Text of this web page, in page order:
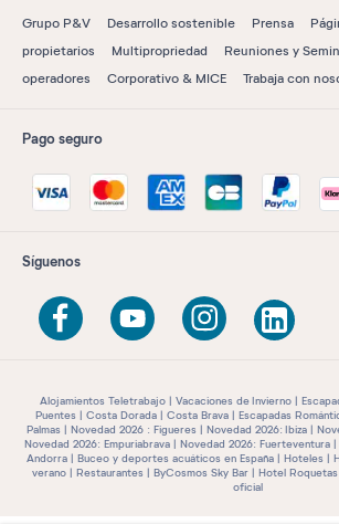
Grupo P&V Desarrollo sostenible Prensa
propietarios
Multipropriedad Reuniones y
operadores
Corporativo & MICE Trabaja con
Pago seguro
Síguenos
Alojamientos Teletrabajo Vacaciones de Invierno
Puentes
Costa Dorada Costa Brava Escapadas
Palmas
Novedad 2026 : Figueres Novedad 2026: Ibiza
Novedad 2026: Empuriabrava
Novedad 2026: Fuerteventura
Andorra
Buceo y deportes acuáticos en España Hoteles
verano
Restaurantes ByCosmos Sky Bar
Hotel
oficial